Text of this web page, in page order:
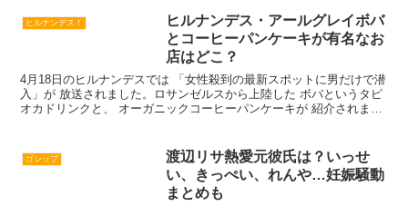
ヒルナンデス！
ヒルナンデス・アールグレイボバ
とコーヒーパンケーキが有名なお
店はどこ？
4月18日のヒルナンデスでは 「女性殺到の最新スポットに男だけで潜
入」が 放送されました。ロサンゼルスから上陸した ボバというタピ
オカドリンクと、 オーガニックコーヒーパンケーキが 紹介されまし
ゴシップ
渡辺リサ熱愛元彼氏は？いっせ
い、きっぺい、れんや…妊娠騒動
まとめも